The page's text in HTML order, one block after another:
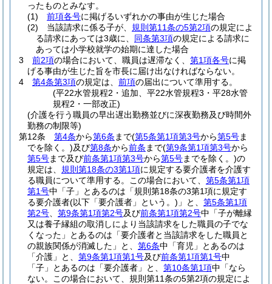
ったものとみなす。
(1)
前項各号に掲げるいずれかの事由が生じた場合
(2)
当該請求に係る子が、 規則第11条の5第2項の規定によ
る請求にあっては3歳に、 同条第3項の規定による請求に
あっては小学校就学の始期に達した場合
3
前2項の場合において、職員は遅滞なく、 第1項各号に掲
げる事由が生じた旨を市長に届け出なければならない。
4
第4条第3項の規定は、 前項の届出について準用する。
(平22水管規程2・追加、平22水管規程3・平28水管
規程2・一部改正)
(介護を行う職員の早出遅出勤務並びに深夜勤務及び時間外
勤務の制限等)
第12条
第4条から第6条 まで(第5条第1項第3号から第5号ま
でを除く。)及び第8条から前条 まで(第9条第1項第3号から
第5号まで及び前条第1項第3号から第5号までを除く。)の
規定は、 規則第18条の3第1項に規定する要介護者を介護す
る職員について準用する。
この場合において、 第5条第1項
第1号中「子」とあるのは「規則第18条の3第1項に規定す
る要介護者(以下「要介護者」という。) 」と、 第5条第1項
第2号
第9条第1項第2号及び前条第1項第2号中「子が離縁
又は養子縁組の取消しにより当該請求をした職員の子でな
くなった」とあるのは「要介護者と当該請求をした職員と
の親族関係が消滅した」と、 第6条中「育児」とあるのは
「介護」と、 第9条第1項第1号及び前条第1項第1号中
「子」とあるのは「要介護者」と、 第10条第1項中「なら
ない。この場合において、規則第11条の5第2項の規定によ